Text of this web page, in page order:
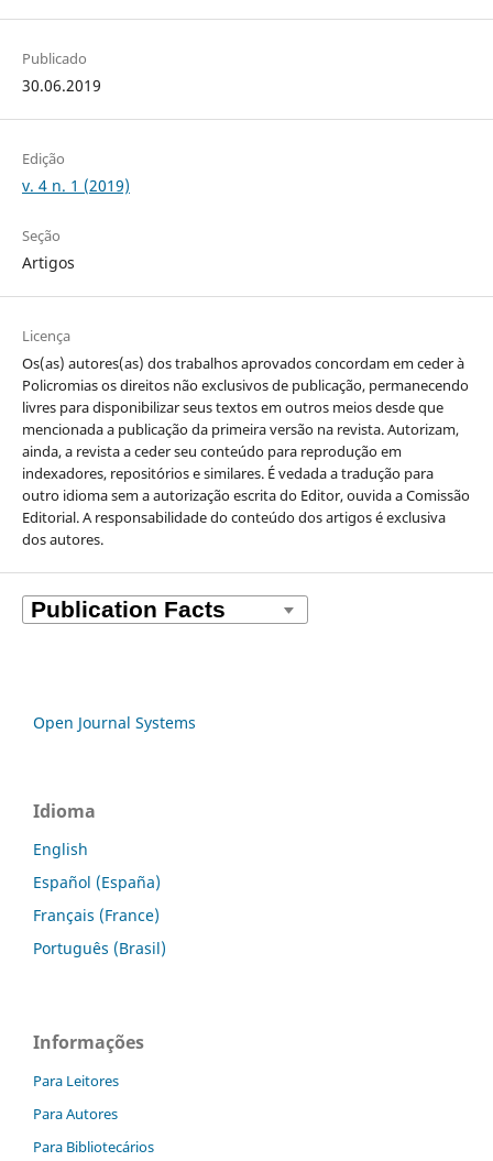
Publicado
30.06.2019
Edição
v. 4 n. 1 (2019)
Seção
Artigos
Licença
Os(as) autores(as) dos trabalhos aprovados concordam em ceder à
Policromias os direitos não exclusivos de publicação, permanecendo
livres para disponibilizar seus textos em outros meios desde que
mencionada a publicação da primeira versão na revista. Autorizam,
ainda, a revista a ceder seu conteúdo para reprodução em
indexadores, repositórios e similares. É vedada a tradução para
outro idioma sem a autorização escrita do Editor, ouvida a Comissão
Editorial. A responsabilidade do conteúdo dos artigos é exclusiva
dos autores.
Open Journal Systems
Idioma
English
Español (España)
Français (France)
Português (Brasil)
Informações
Para Leitores
Para Autores
Para Bibliotecários